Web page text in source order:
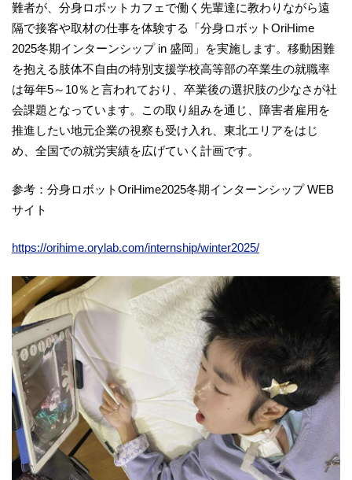
難者が、分身ロボットカフェで働く先輩達に教わりながら遠
隔で接客や取材の仕事を体験する「分身ロボットOriHime
2025冬期インターンシップ in 盛岡」を実施します。移動困難
を抱える肢体不自由の特別支援学校高等部の卒業生の就職率
は毎年5～10％と言われており、卒業後の選択肢の少なさが社
会課題となっています。この取り組みを通じ、障害者雇用を
推進したい地元企業の視察も受け入れ、東北エリアをはじ
め、全国での就労実績を広げていく計画です。
参考：分身ロボットOriHime2025冬期インターンシップ WEB
サイト
https://orihime.orylab.com/internship/winter2025/